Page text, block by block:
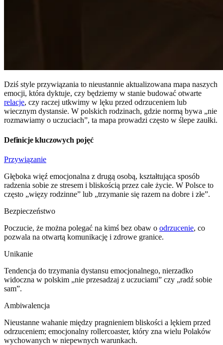
Dziś style przywiązania to nieustannie aktualizowana mapa naszych
emocji, która dyktuje, czy będziemy w stanie budować otwarte
relacje, czy raczej utkwimy w lęku przed odrzuceniem lub
wiecznym dystansie. W polskich rodzinach, gdzie normą bywa „nie
rozmawiamy o uczuciach”, ta mapa prowadzi często w ślepe zaułki.
Definicje kluczowych pojęć
Przywiązanie
Głęboka więź emocjonalna z drugą osobą, kształtująca sposób
radzenia sobie ze stresem i bliskością przez całe życie. W Polsce to
często „więzy rodzinne” lub „trzymanie się razem na dobre i złe”.
Bezpieczeństwo
Poczucie, że można polegać na kimś bez obaw o odrzucenie, co
pozwala na otwartą komunikację i zdrowe granice.
Unikanie
Tendencja do trzymania dystansu emocjonalnego, nierzadko
widoczna w polskim „nie przesadzaj z uczuciami” czy „radź sobie
sam”.
Ambiwalencja
Nieustanne wahanie między pragnieniem bliskości a lękiem przed
odrzuceniem; emocjonalny rollercoaster, który zna wielu Polaków
wychowanych w niepewnych warunkach.